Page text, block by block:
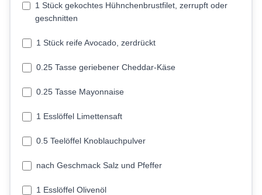
1 Stück gekochtes Hühnchenbrustfilet, zerrupft oder
geschnitten
1 Stück reife Avocado, zerdrückt
0.25 Tasse geriebener Cheddar-Käse
0.25 Tasse Mayonnaise
1 Esslöffel Limettensaft
0.5 Teelöffel Knoblauchpulver
nach Geschmack Salz und Pfeffer
1 Esslöffel Olivenöl